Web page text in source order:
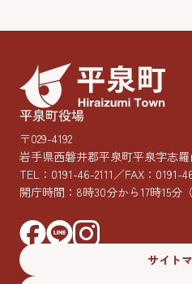
平泉町役場
〒029-4192
岩手県西磐井郡平泉町平泉字志羅
TEL： 0191-46-2111／FAX：0191-
開庁時間：8時30分から17時15分
サイト